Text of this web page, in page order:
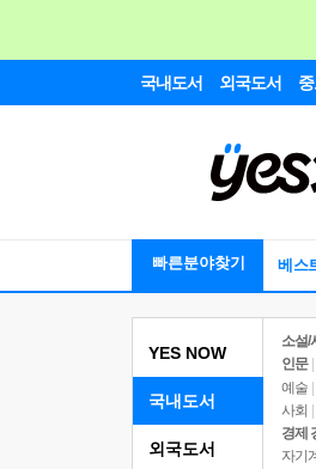
국내도서 외국도서
빠른분야찾기 베스
YES NOW
국내도서
소설/
인문
예술 |
사회 |
경제
자기
외국도서